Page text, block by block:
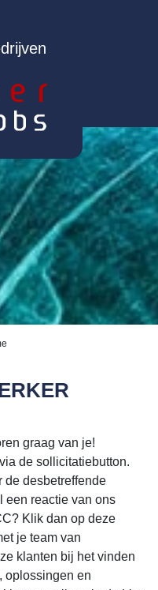
graag van je!
de sollicitatiebutton.
de desbetreffende
een reactie van ons
Klik dan op deze
je team van
klanten bij het vinden
oplossingen en